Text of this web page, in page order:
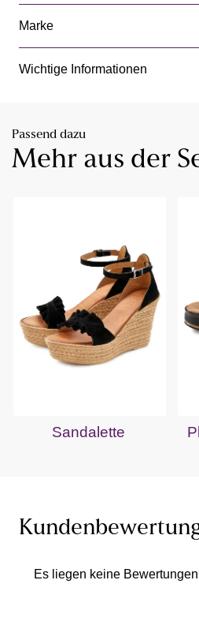
Marke
Wichtige Informationen
Passend dazu
Mehr aus der
Sandalette
Es liegen keine